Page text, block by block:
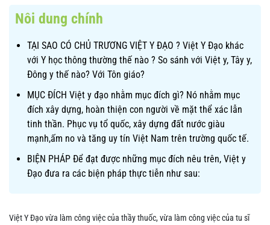
Nôi dung chính
TẠI SAO CÓ CHỦ TRƯƠNG VIỆT Y ĐẠO ? Việt Y Đạo khác
với Y học thông thường thế nào ? So sánh với Việt y, Tây y,
Đông y thế nào? Với Tôn giáo?
MỤC ĐÍCH Việt y đạo nhằm mục đích gì? Nó nhằm mục
đích xây dựng, hoàn thiện con người về mặt thể xác lẫn
tinh thần. Phục vụ tổ quốc, xây dựng đất nước giàu
mạnh,ấm no và tăng uy tín Việt Nam trên trường quốc tế.
BIỆN PHÁP Để đạt được những mục đích nêu trên, Việt y
Đạo đưa ra các biện pháp thực tiễn như sau:
Việt Y Đạo vừa làm công việc của thầy thuốc, vừa làm công việc của tu sĩ